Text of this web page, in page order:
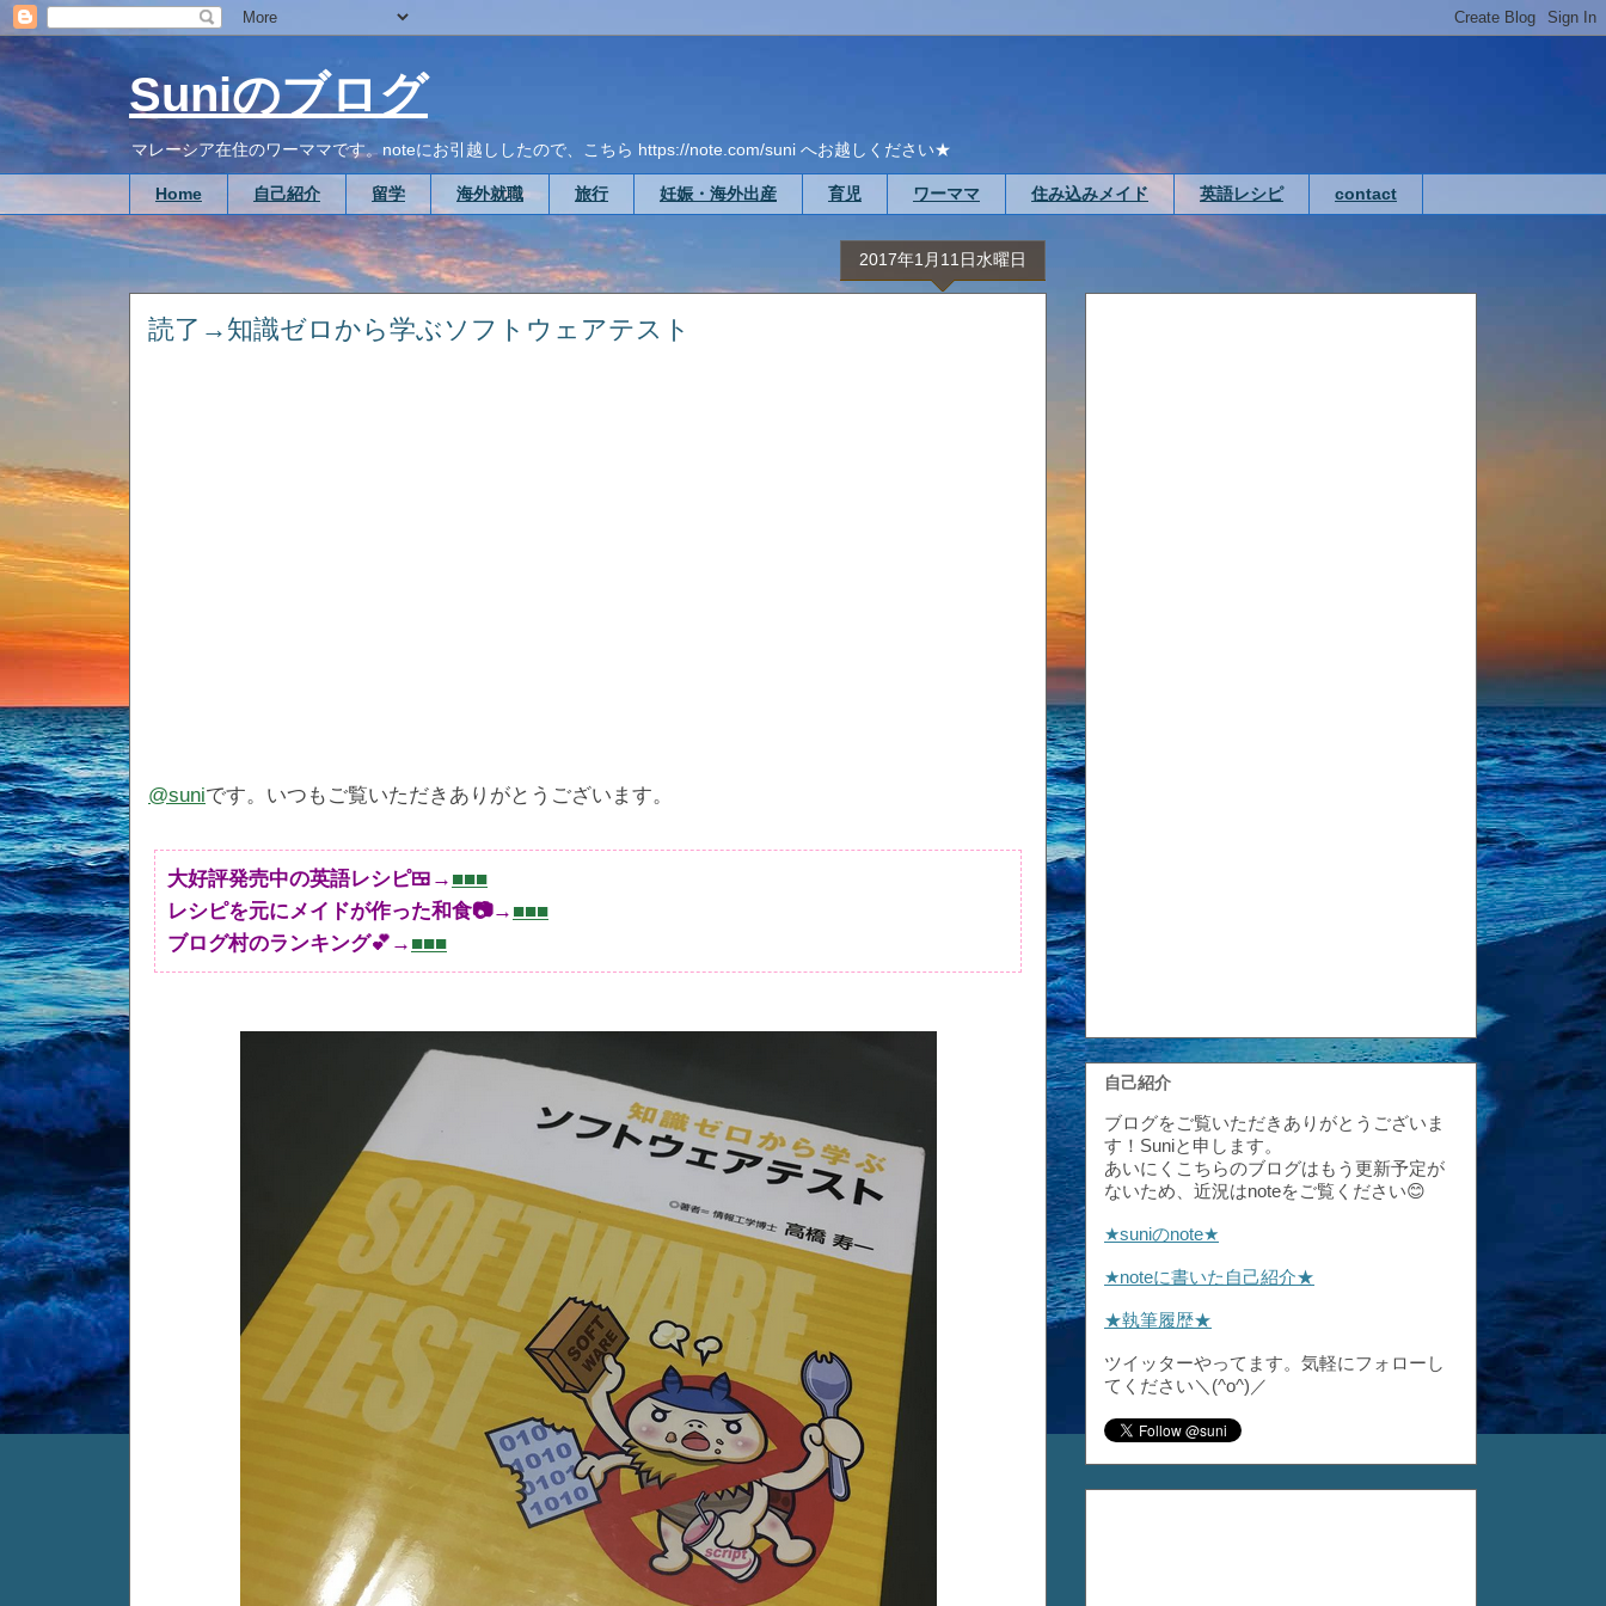
Suniのブログ
マレーシア在住のワーママです。noteにお引越ししたので、こちら https://note.com/suni へお越しください★
Home 自己紹介 留学 海外就職 旅行 妊娠・海外出産 育児 ワーママ 住み込みメイド 英語レシピ contact
2017年1月11日水曜日
読了→知識ゼロから学ぶソフトウェアテスト
@suniです。いつもご覧いただきありがとうございます。
大好評発売中の英語レシピ🍱→ ■■■
レシピを元にメイドが作った和食📷→ ■■■
ブログ村のランキング💕→ ■■■
自己紹介
ブログをご覧いただきありがとうございま
す！Suniと申します。
あいにくこちらのブログはもう更新予定が
ないため、近況はnoteをご覧ください😊
★suniのnote★
★noteに書いた自己紹介★
★執筆履歴★
ツイッターやってます。気軽にフォローし
てください＼(^o^)／